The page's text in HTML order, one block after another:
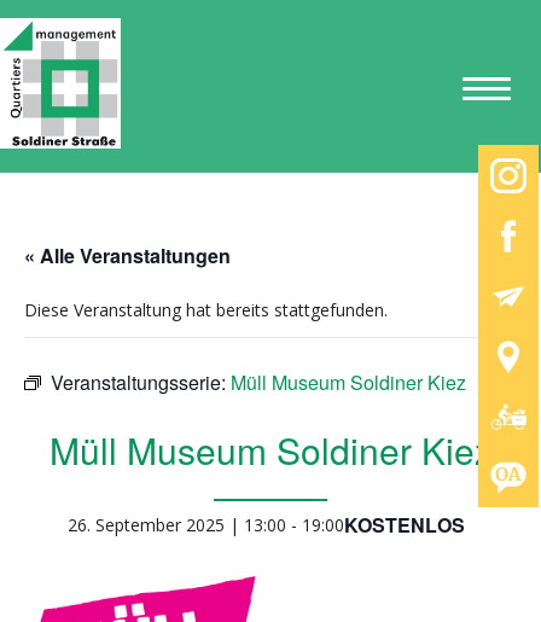
« Alle Veranstaltungen
Diese Veranstaltung hat bereits stattgefunden.
Veranstaltungsserie: Müll Museum Soldiner Kiez
Müll Museum Soldiner Kiez
26. September 2025 | 13:00 - 19:00KOSTENLOS